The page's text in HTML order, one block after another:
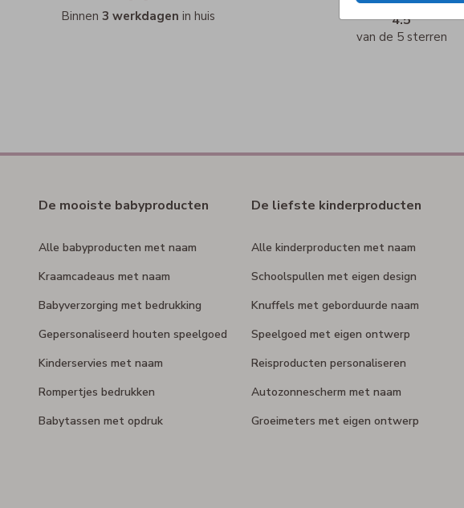
Binnen 3 werkdagen in huis 4.5
van de 5 sterren
De mooiste babyproducten
Alle babyproducten met naam
Kraamcadeaus met naam
Babyverzorging met bedrukking
Gepersonaliseerd houten speelgoed
Kinderservies met naam
Rompertjes bedrukken
Babytassen met opdruk
De liefste kinderproducten
Alle kinderproducten met naam
Schoolspullen met eigen design
Knuffels met geborduurde naam
Speelgoed met eigen ontwerp
Reisproducten personaliseren
Autozonnescherm met naam
Groeimeters met eigen ontwerp